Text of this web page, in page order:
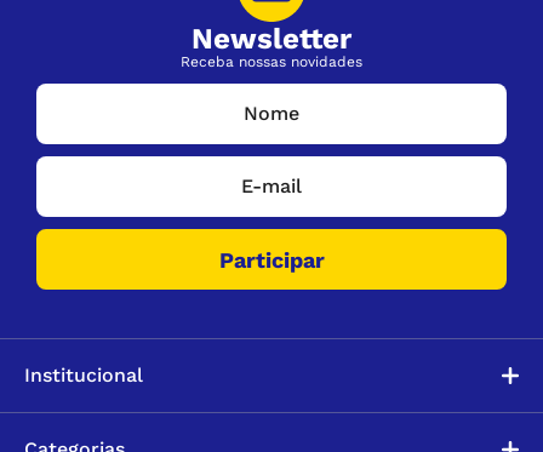
Newsletter
Receba nossas novidades
Institucional